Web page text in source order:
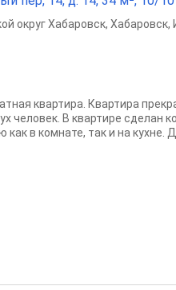
округ Хабаровск, Хабаровск,
квартира. Квартира
человек. В квартире сделан
в комнате, так и на кухне.